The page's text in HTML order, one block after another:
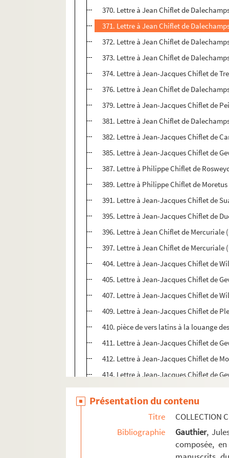
370. Lettre à Jean Chiflet de
371. Lettre à Jean Chiflet de
372. Lettre à Jean Chiflet de
373. Lettre à Jean Chiflet de
374. Lettre à Jean-Jacques Chiflet de
376. Lettre à Jean Chiflet de
379. Lettre à Jean-Jacques Chiflet de
381. Lettre à Jean Chiflet de
382. Lettre à Jean-Jacques Chiflet de
385. Lettre à Jean-Jacques Chiflet de
387. Lettre à Philippe Chiflet de
389. Lettre à Philippe Chiflet de
391. Lettre à Jean-Jacques Chiflet de
395. Lettre à Jean-Jacques Chiflet de
396. Lettre à Jean Chiflet de Mercuriale
397. Lettre à Jean Chiflet de Mercuriale
404. Lettre à Jean-Jacques Chiflet de
405. Lettre à Jean-Jacques Chiflet de
407. Lettre à Jean-Jacques Chiflet de
409. Lettre à Jean-Jacques Chiflet de
410. pièce de vers latins à la louange
411. Lettre à Jean-Jacques Chiflet de
412. Lettre à Jean-Jacques Chiflet de
414. Lettre à Jean-Jacques Chiflet de
416. Lettre à Jean-Jacques Chiflet de
418. Lettre à Jean-Jacques Chiflet de
420. Lettre à Jean-Jacques Chiflet de
423. Table d'une partie des pièces qui
Présentation du contenu
Titre
COLLECTION
Bibliographie
Gauthier,
composée,